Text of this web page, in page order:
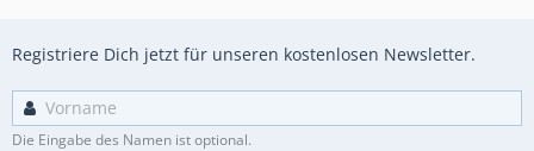
Registriere Dich jetzt für unseren kostenlosen Newsletter.
Die Eingabe des Namen ist optional.